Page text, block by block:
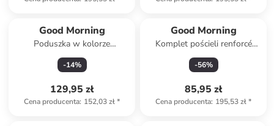
Good Morning
Poduszka w kolorze
kremowym
-14%
129,95 zł
Cena producenta: 152,03 zł*
Good Morning
Komplet pościeli renforcé
"Iris" w kolorze turkusowo-
musztardowym
-56%
85,95 zł
Cena producenta: 195,53 zł*